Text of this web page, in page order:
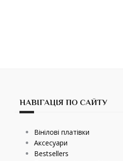
НАВІГАЦІЯ ПО САЙТУ
Вінілові платівки
Аксесуари
Bestsellers